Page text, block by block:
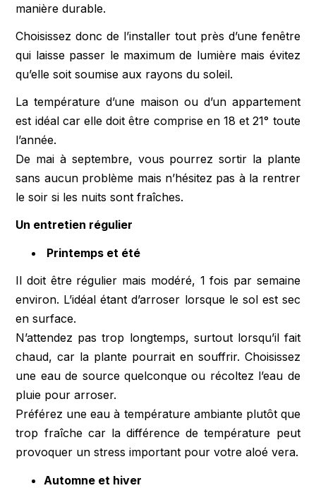
manière durable.
Choisissez donc de l’installer tout près d’une fenêtre
qui laisse passer le maximum de lumière mais évitez
qu’elle soit soumise aux rayons du soleil.
La température d’une maison ou d’un appartement
est idéal car elle doit être comprise en 18 et 21° toute
l’année.
De mai à septembre, vous pourrez sortir la plante
sans aucun problème mais n’hésitez pas à la rentrer
le soir si les nuits sont fraîches.
Un entretien régulier
Printemps et été
Il doit être régulier mais modéré, 1 fois par semaine
environ. L’idéal étant d’arroser lorsque le sol est sec
en surface.
N’attendez pas trop longtemps, surtout lorsqu’il fait
chaud, car la plante pourrait en souffrir. Choisissez
une eau de source quelconque ou récoltez l’eau de
pluie pour arroser.
Préférez une eau à température ambiante plutôt que
trop fraîche car la différence de température peut
provoquer un stress important pour votre aloé vera.
Automne et hiver